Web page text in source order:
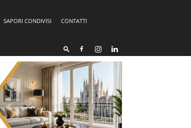
SAPORI CONDIVISI
CONTATTI